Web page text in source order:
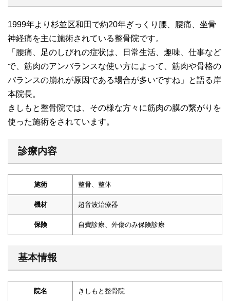
1999年より杉並区和田で約20年ぎっくり腰、腰痛、坐骨
神経痛を主に施術されている整骨院です。
「腰痛、足のしびれの症状は、日常生活、趣味、仕事など
で、筋肉のアンバランスな使い方によって、筋肉や骨格の
バランスの崩れが原因である場合が多いですね」と語る岸
本院長。
きしもと整骨院では、その様な方々に筋肉の膜の繋がりを
使った施術をされています。
診療内容
施術 整骨、整体
機材 超音波治療器
保険 自費診療、外傷のみ保険診療
基本情報
院名 きしもと整骨院